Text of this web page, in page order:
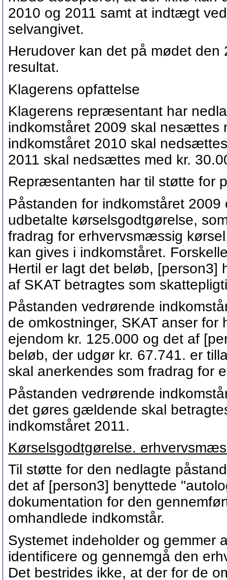
2010 og 2011 samt at indtægt
selvangivet.
Herudover kan det på mødet
resultat.
Klagerens opfattelse
Klagerens repræsentant har
indkomståret 2009 skal nesættes
indkomståret 2010 skal
2011 skal nedsættes med kr.
Repræsentanten har til støtte for
Påstanden for indkomståret
udbetalte kørselsgodtgørelse,
fradrag for erhvervsmæssig
kan gives i indkomståret.
Hertil er lagt det beløb, [person3]
af SKAT betragtes som
Påstanden vedrørende
de omkostninger, SKAT anser
ejendom kr. 125.000 og det af
beløb, der udgør kr. 67.741. er
skal anerkendes som fradrag for
Påstanden vedrørende
det gøres gældende skal
indkomståret 2011.
Kørselsgodtgørelse.
Til støtte for den nedlagte
det af [person3] benyttede
dokumentation for den
omhandlede indkomstår.
Systemet indeholder og gemmer
identificere og gennemgå den
Det bestrides ikke, at der for de